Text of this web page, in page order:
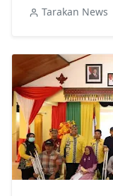
Tarakan News